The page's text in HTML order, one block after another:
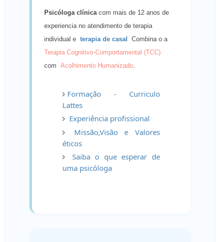
Psicóloga clínicacom mais de 12 anos de
experiencia no atendimento de terapia
individual e terapia de casal
Combina o a
Terapia Cognitivo-Comportamental (TCC)
com Acolhimento Humanizado.
Formação - Curriculo
Lattes
Experiência profissional
Missão,Visão e Valores
éticos
Saiba o que esperar de
uma psicóloga